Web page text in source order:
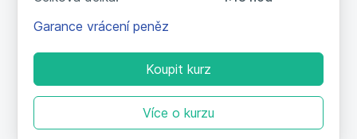
24. Nejčastější chyby v e-mailech 10:22
25. E-mail do začátku do konce 5:19
26. A co dál? 2:03
Garance vrácení peněz
Koupit kurz
Více o kurzu